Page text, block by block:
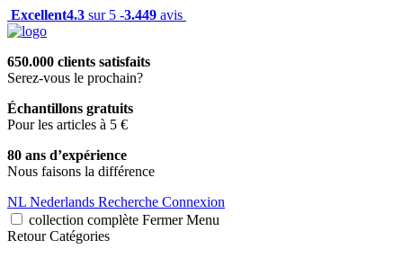
Excellent4.3 sur 5 -3.449 avis
650.000 clients satisfaits
Serez-vous le prochain?
Échantillons gratuits
Pour les articles à 5 €
80 ans d’expérience
Nous faisons la différence
NL Nederlands Recherche Connexion
collection complète Fermer Menu
Retour Catégories